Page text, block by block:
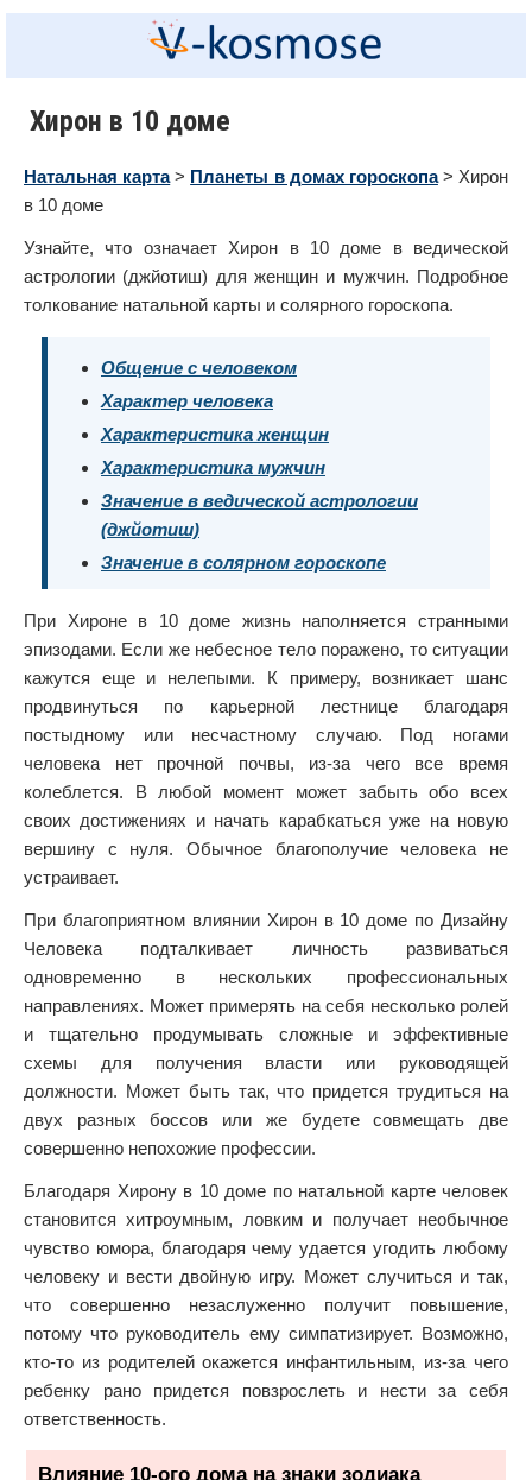
Хирон в 10 доме
Натальная карта> Планеты в домах гороскопа> Хирон
в 10 доме
Узнайте, что означает Хирон в 10 доме в ведической
астрологии (джйотиш) для женщин и мужчин. Подробное
толкование натальной карты и солярного гороскопа.
Общение с человеком
Характер человека
Характеристика женщин
Характеристика мужчин
Значение в ведической астрологии
(джйотиш)
Значение в солярном гороскопе
При Хироне в 10 доме жизнь наполняется странными
эпизодами. Если же небесное тело поражено, то ситуации
кажутся еще и нелепыми. К примеру, возникает шанс
продвинуться по карьерной лестнице благодаря
постыдному или несчастному случаю. Под ногами
человека нет прочной почвы, из-за чего все время
колеблется. В любой момент может забыть обо всех
своих достижениях и начать карабкаться уже на новую
вершину с нуля. Обычное благополучие человека не
устраивает.
При благоприятном влиянии Хирон в 10 доме по Дизайну
Человека подталкивает личность развиваться
одновременно в нескольких профессиональных
направлениях. Может примерять на себя несколько ролей
и тщательно продумывать сложные и эффективные
схемы для получения власти или руководящей
должности. Может быть так, что придется трудиться на
двух разных боссов или же будете совмещать две
совершенно непохожие профессии.
Благодаря Хирону в 10 доме по натальной карте человек
становится хитроумным, ловким и получает необычное
чувство юмора, благодаря чему удается угодить любому
человеку и вести двойную игру. Может случиться и так,
что совершенно незаслуженно получит повышение,
потому что руководитель ему симпатизирует. Возможно,
кто-то из родителей окажется инфантильным, из-за чего
ребенку рано придется повзрослеть и нести за себя
ответственность.
Влияние 10-ого дома на знаки зодиака